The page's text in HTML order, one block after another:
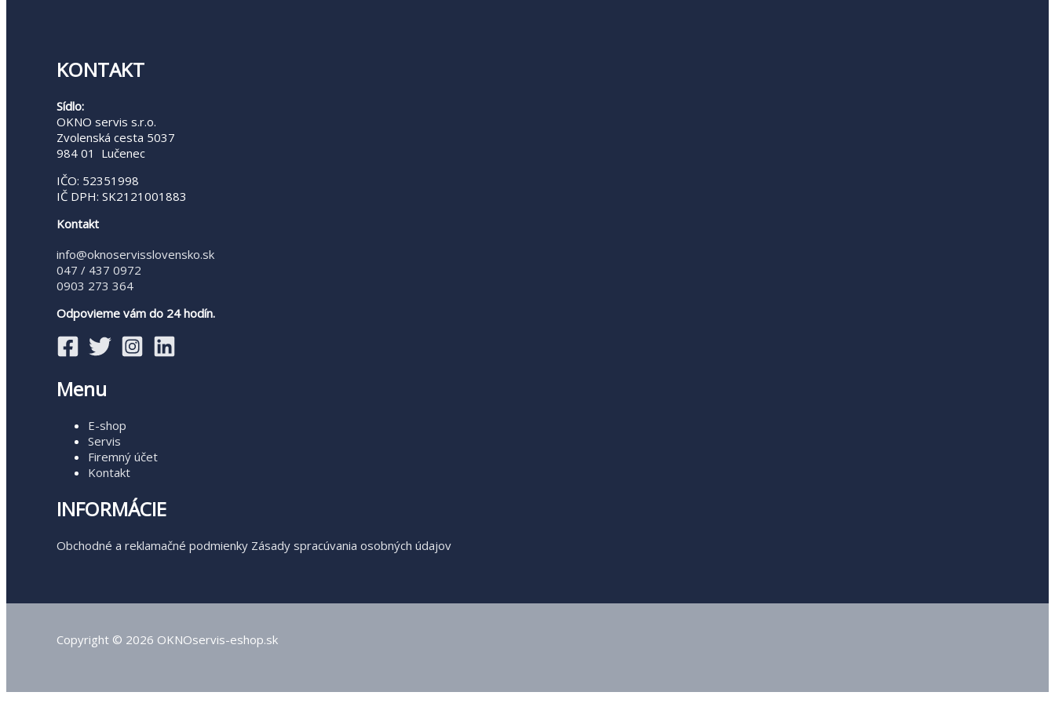
KONTAKT
Sídlo:
OKNO servis s.r.o.
Zvolenská cesta 5037
984 01 Lučenec
IČO: 52351998
IČ DPH: SK2121001883
Kontakt
info@oknoservisslovensko.sk
047 / 437 0972
0903 273 364
Odpovieme vám do 24 hodín.
Menu
E-shop
Servis
Firemný účet
Kontakt
INFORMÁCIE
Obchodné a reklamačné podmienky Zásady spracúvania osobných údajov
Copyright © 2026 OKNOservis-eshop.sk